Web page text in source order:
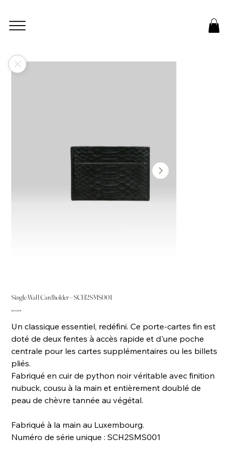
Single Wall Cardholder – SCH2SMS001
Prix
560,00 €
Un classique essentiel, redéfini. Ce porte-cartes fin est
doté de deux fentes à accès rapide et d'une poche
centrale pour les cartes supplémentaires ou les billets
pliés.
Fabriqué en cuir de python noir véritable avec finition
nubuck, cousu à la main et entièrement doublé de
peau de chèvre tannée au végétal.
Fabriqué à la main au Luxembourg.
Numéro de série unique : SCH2SMS001